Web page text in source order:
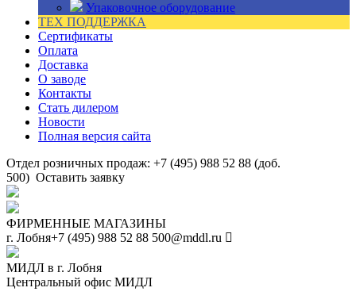
Упаковочное оборудование
ТЕХ ПОДДЕРЖКА
Сертификаты
Оплата
Доставка
О заводе
Контакты
Стать дилером
Новости
Полная версия сайта
Отдел розничных продаж: +7 (495) 988 52 88 (доб.
500) Оставить заявку
ФИРМЕННЫЕ МАГАЗИНЫ
г. Лобня+7 (495) 988 52 88 500@mddl.ru
МИДЛ в г. Лобня
Центральный офис МИДЛ